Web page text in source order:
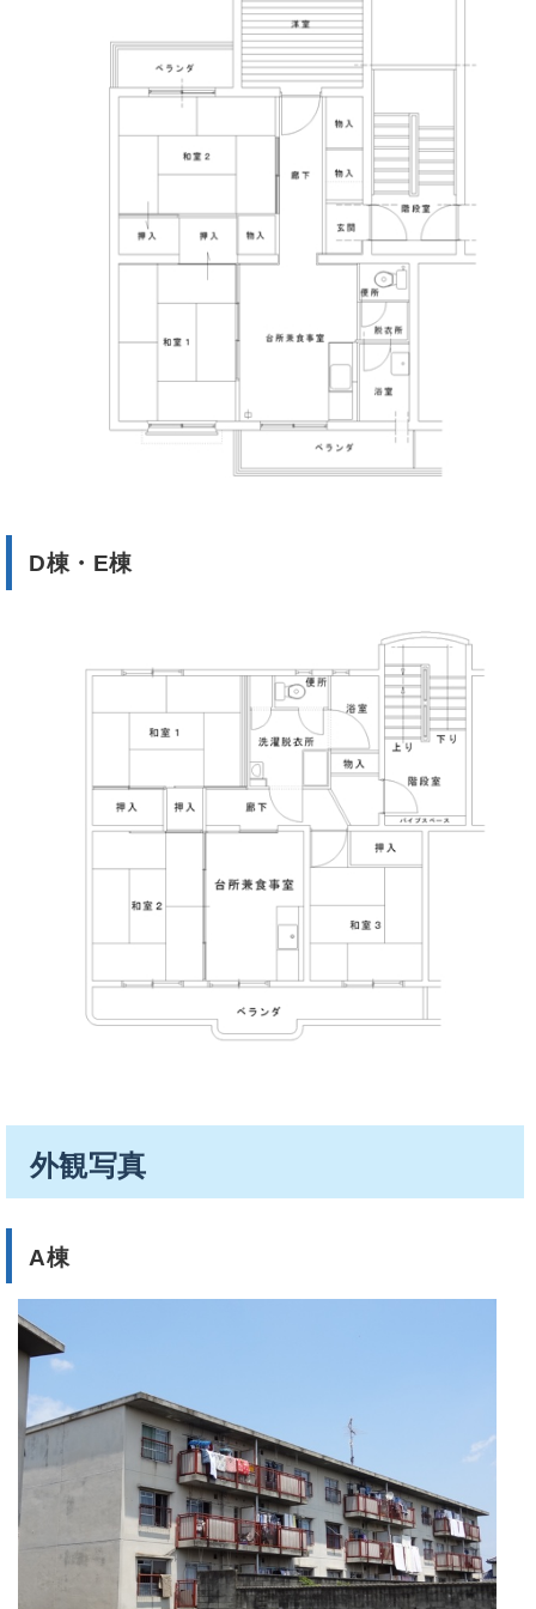
D棟・E棟
外観写真
A棟